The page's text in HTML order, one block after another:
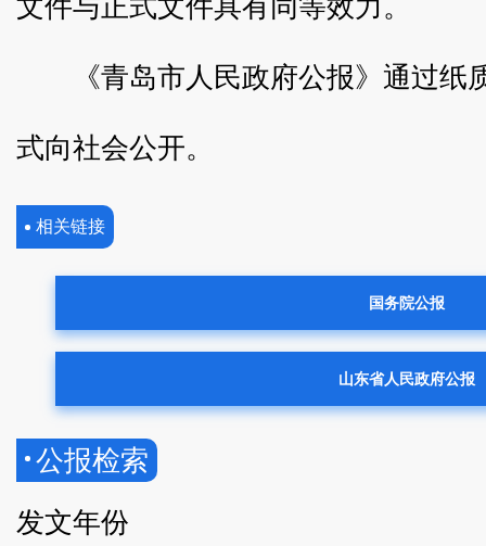
《青岛市人民政府公报》通过
式向社会公开。
相关链接
国务院公报
山东省人民政府公报
公报检索
发文年份